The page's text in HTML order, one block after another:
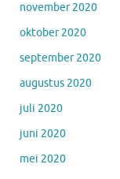
november 2020
oktober 2020
september 2020
augustus 2020
juli 2020
juni 2020
mei 2020